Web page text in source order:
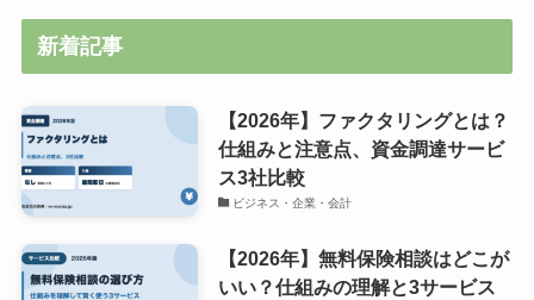
新着記事
【2026年】ファクタリングとは？
仕組みと注意点、資金調達サービ
ス3社比較
ビジネス・企業・会計
【2026年】無料保険相談はどこが
いい？仕組みの理解と3サービス